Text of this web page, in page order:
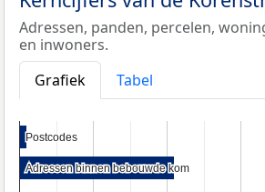
Adressen, panden, percelen,
en inwoners.
Grafiek
Tabel
Postcodes
Postcodes
Adressen binnen bebouwde kom
Adressen binnen bebouwde kom